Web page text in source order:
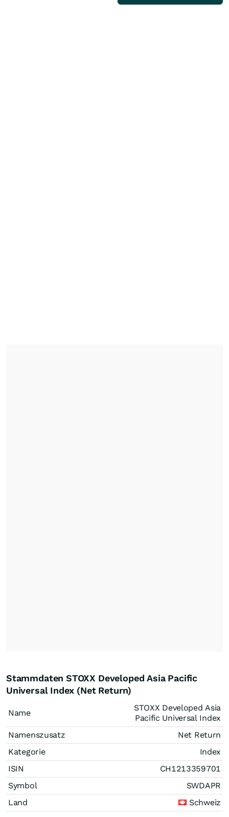
Stammdaten STOXX Developed Asia Pacific
Universal Index (Net Return)
Name
STOXX Developed Asia
Pacific Universal Index
Namenszusatz
Net Return
Kategorie
Index
ISIN
CH1213359701
Symbol
SWDAPR
Land
Schweiz